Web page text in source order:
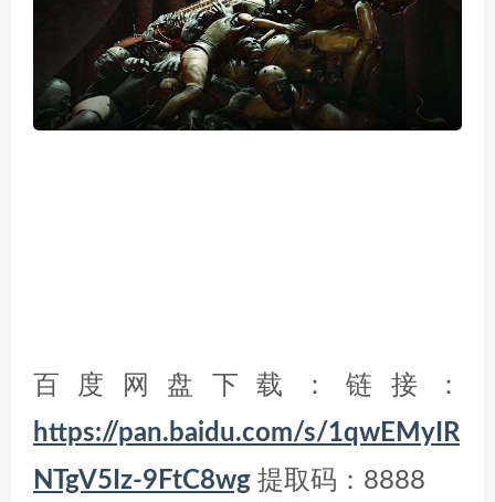
百度网盘下载：链接：
https://pan.baidu.com/s/1qwEMyIR
NTgV5Iz-9FtC8wg 提取码：8888